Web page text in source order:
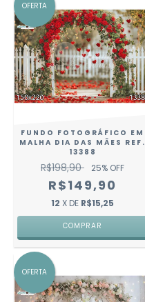
OFERTA
FUNDO FOTOGRÁFICO EM
MALHA DIA DAS MÃES REF.
13388
R$198,90 25% OFF
R$149,90
12 X DE R$15,25
COMPRAR
OFERTA